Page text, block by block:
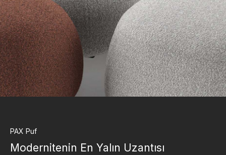
PAX Puf
Modernitenin En Yalın Uzantısı